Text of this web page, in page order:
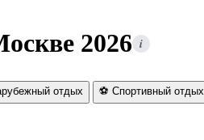
2026 i
отдых ⚽ Спортивный отдых